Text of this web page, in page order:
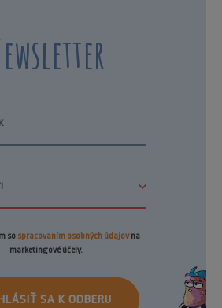
so spracovaním osobných údajovna
marketingové účely.
SA K ODBERU